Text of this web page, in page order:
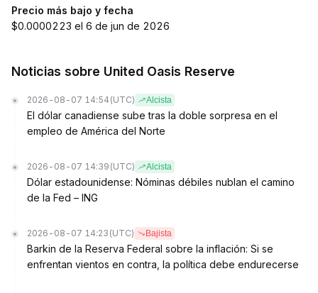
Precio más bajo y fecha
$0.0000223 el 6 de jun de 2026
Noticias sobre United Oasis Reserve
2026-08-07 14:54 (UTC) Alcista
El dólar canadiense sube tras la doble sorpresa en el
empleo de América del Norte
2026-08-07 14:39 (UTC) Alcista
Dólar estadounidense: Nóminas débiles nublan el camino
de la Fed – ING
2026-08-07 14:23 (UTC) Bajista
Barkin de la Reserva Federal sobre la inflación: Si se
enfrentan vientos en contra, la política debe endurecerse